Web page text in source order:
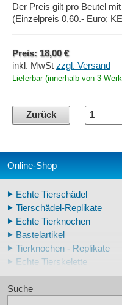
Der Preis gilt pro Beutel
(Einzelpreis 0,60.- Euro;
Preis: 18,00 €
inkl. MwSt zzgl. Versand
Lieferbar (innerhalb von 3
Zurück
Online-Shop
Echte Tierschädel
Tierschädel-Replikate
Echte Tierknochen
Bastelartikel
Tierknochen - Replikate
Echte Tierskelette
Echte Tierzähne
Krallen- und Zahnreplikate
Suche